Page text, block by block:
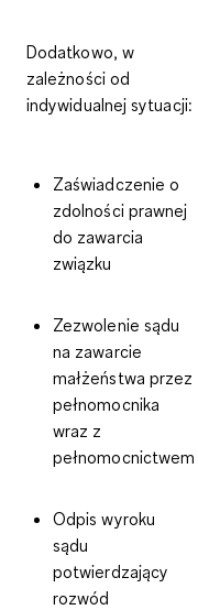
Dodatkowo, w
zależności od
indywidualnej sytuacji:
Zaświadczenie o
zdolności prawnej
do zawarcia
związku
Zezwolenie sądu
na zawarcie
małżeństwa przez
pełnomocnika
wraz z
pełnomocnictwem
Odpis wyroku
sądu
potwierdzający
rozwód